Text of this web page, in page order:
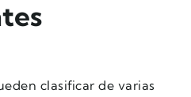
clasificar de varias